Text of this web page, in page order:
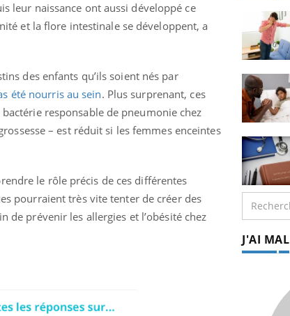
leur naissance ont aussi développé ce
et la flore intestinale se développent, a
des enfants qu’ils soient nés par
été nourris au sein. Plus surprenant, ces
responsable de pneumonie chez
– est réduit si les femmes enceintes
le rôle précis de ces différentes
pourraient très vite tenter de créer des
de prévenir les allergies et l’obésité chez
J'AI MAL